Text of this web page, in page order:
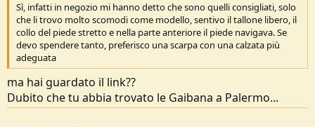
Sì, infatti in negozio mi hanno detto che sono quelli consigliati, solo
che li trovo molto scomodi come modello, sentivo il tallone libero, il
collo del piede stretto e nella parte anteriore il piede navigava. Se
devo spendere tanto, preferisco una scarpa con una calzata più
adeguata
ma hai guardato il link??
Dubito che tu abbia trovato le Gaibana a Palermo...